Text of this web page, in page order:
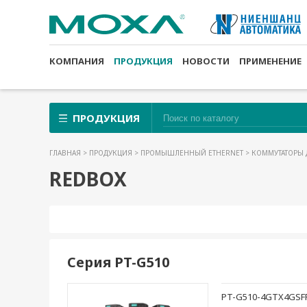
КОМПАНИЯ ПРОДУКЦИЯ НОВОСТИ ПРИМЕНЕНИЕ
ПРОДУКЦИЯ
ГЛАВНАЯ > ПРОДУКЦИЯ > ПРОМЫШЛЕННЫЙ ETHERNET > КОММУТАТОРЫ
REDBOX
Серия PT-G510
PT-G510-